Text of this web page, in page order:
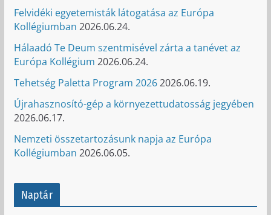
Felvidéki egyetemisták látogatása az Európa
Kollégiumban 2026.06.24.
Hálaadó Te Deum szentmisével zárta a tanévet az
Európa Kollégium 2026.06.24.
Tehetség Paletta Program 20262026.06.19.
Újrahasznosító-gép a környezettudatosság jegyében
2026.06.17.
Nemzeti összetartozásunk napja az Európa
Kollégiumban 2026.06.05.
Naptár